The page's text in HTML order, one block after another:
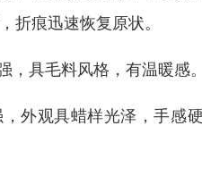
折痕迅速恢复原状。
具毛料风格，有温暖感
外观具蜡样光泽，手感